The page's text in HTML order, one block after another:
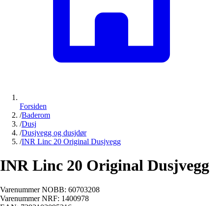
Forsiden
/Baderom
/Dusj
/Dusjvegg og dusjdør
/INR Linc 20 Original Dusjvegg
INR Linc 20 Original Dusjvegg
Varenummer NOBB: 60703208
Varenummer NRF: 1400978